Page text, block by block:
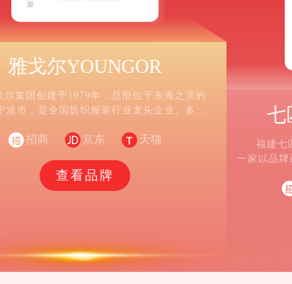
雅戈尔YOUNGOR
尔集团创建于1979年，总部位于东海之滨的
波市，是全国纺织服装行业龙头企业。多年
升级、科技创新，砥砺前行，确立了高档品
续28年获得全国市场综合占有率第一，男西
连续25年获得全国市场综合占有率第一。
招商 京东 天猫
查看品牌
七
福建七
一家以品牌